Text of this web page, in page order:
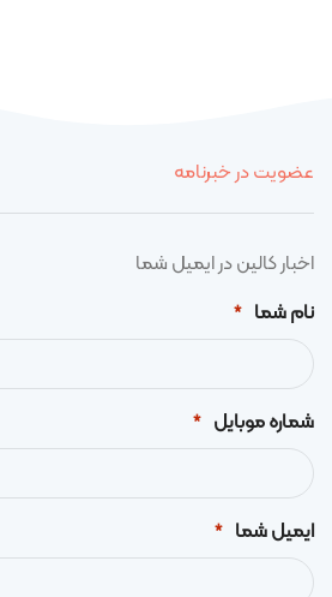
عضویت در خبرنامه
اخبار کالین در ایمیل شما
نام شما
*
شماره موبایل *
ایمیل شما *